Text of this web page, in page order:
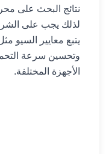
نتائج البحث على
لذلك يجب على
يتبع معايير السيو
وتحسين سرعة
الأجهزة المختلفة.